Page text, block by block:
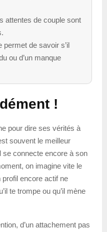
attentes de couple sont
permet de savoir s’il
ou d’un manque
!
pour dire ses vérités à
souvent le meilleur
se connecte encore à son
on imagine vite le
encore actif ne
te trompe ou qu’il mène
d’un attachement pas